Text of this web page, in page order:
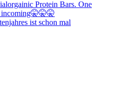
ist schon mal